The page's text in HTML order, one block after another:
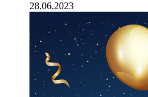
28.06.2023